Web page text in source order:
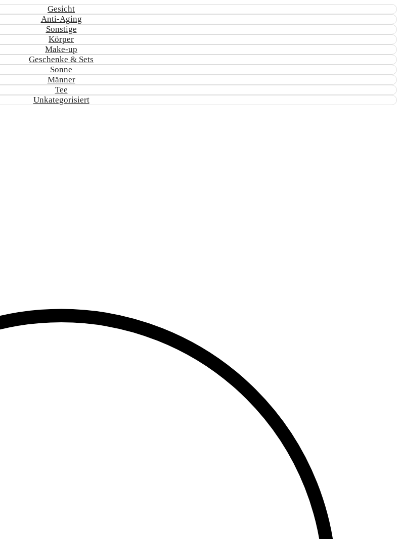
Gesicht
Anti-Aging
Sonstige
Körper
Make-up
Geschenke & Sets
Sonne
Männer
Tee
Unkategorisiert